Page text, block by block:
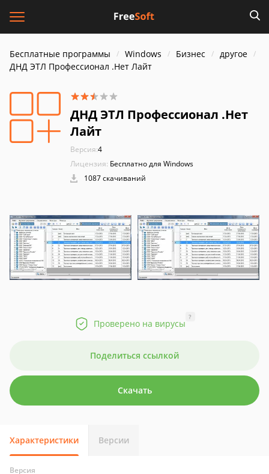
Бесплатные программы Windows Бизнес
другое
ДНД ЭТЛ Профессионал .Нет Лайт
ДНД ЭТЛ Профессионал .Нет
Лайт
Версия:4
Лицензия: Бесплатно для Windows
1087 скачиваний
Проверено на вирусы
?
Поделиться ссылкой
Скачать
Характеристики Версии
Версия